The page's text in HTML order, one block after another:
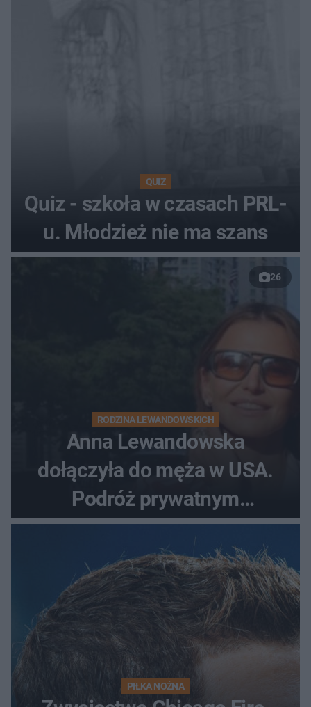
QUIZ
Quiz - szkoła w czasach PRL-
u. Młodzież nie ma szans
26
RODZINA LEWANDOWSKICH
Anna Lewandowska
dołączyła do męża w USA.
Podróż prywatnym
odrzutowcem to dopiero
początek!
PIŁKA NOŻNA